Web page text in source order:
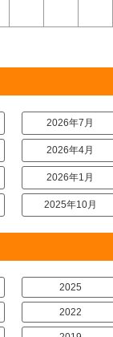
2026年7月
2026年4月
2026年1月
2025年10月
2025
2022